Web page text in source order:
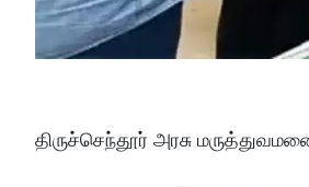
திருச்செந்தூர் அரசு